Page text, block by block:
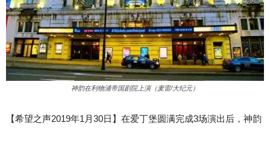
神韵在利物浦帝国剧院上演（麦雷/大纪元）
【希望之声2019年1月30日】在爱丁堡圆满完成3场演出后，神韵